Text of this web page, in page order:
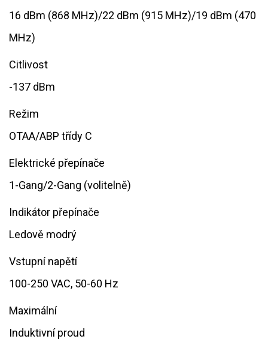
16 dBm (868 MHz)/22 dBm (915 MHz)/19 dBm (470
MHz)
Citlivost
-137 dBm
Režim
OTAA/ABP třídy C
Elektrické přepínače
1-Gang/2-Gang (volitelně)
Indikátor přepínače
Ledově modrý
Vstupní napětí
100-250 VAC, 50-60 Hz
Maximální
Induktivní proud